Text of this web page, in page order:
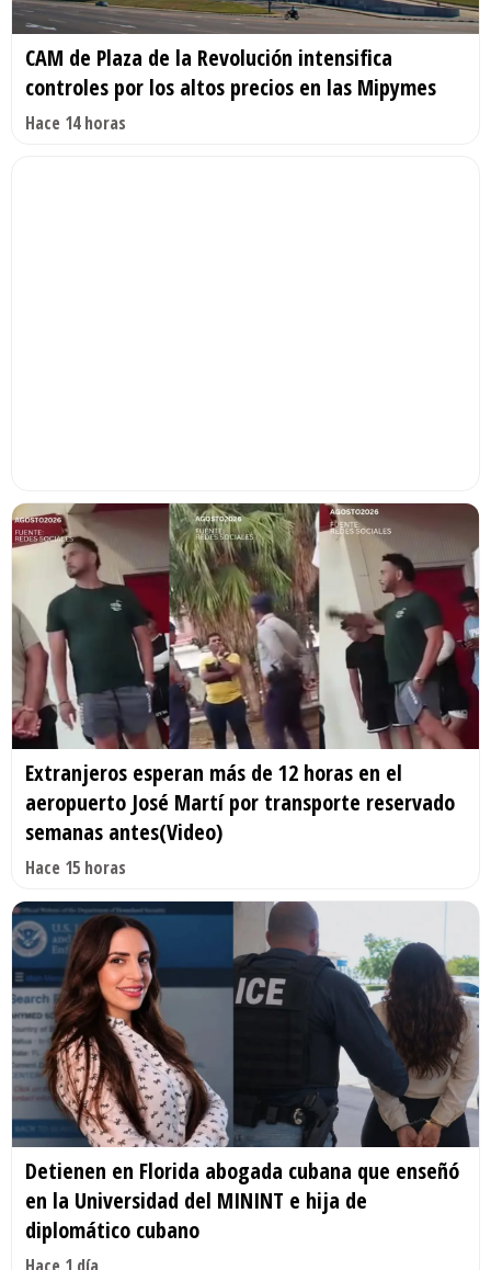
CAM de Plaza de la Revolución intensifica
controles por los altos precios en las Mipymes
Hace 14 horas
Extranjeros esperan más de 12 horas en el
aeropuerto José Martí por transporte reservado
semanas antes(Video)
Hace 15 horas
Detienen en Florida abogada cubana que enseñó
en la Universidad del MININT e hija de
diplomático cubano